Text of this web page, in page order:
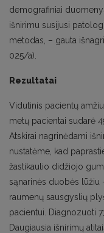
demografiniai
išnirimu susijusi
metodas, – gauta
025/a).
Rezultatai
Vidutinis pacientų
metų pacientai sudarė
Atskirai nagrinėdami
nustatėme, kad
žastikaulio didžiojo
sąnarinės duobės lūžiu
raumenų sausgyslių
pacientui. Diagnozuoti
Daugiausia išnirimų